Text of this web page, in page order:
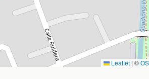
Leaflet | ©
latitud 39.129474, longitud -